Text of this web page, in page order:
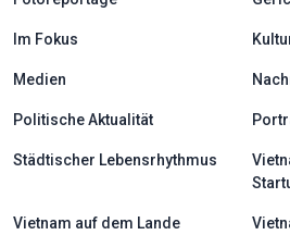
Im Fokus
Medien
Politische Aktualität
Städtischer Lebensrhythmus
Vietnam auf dem Lande